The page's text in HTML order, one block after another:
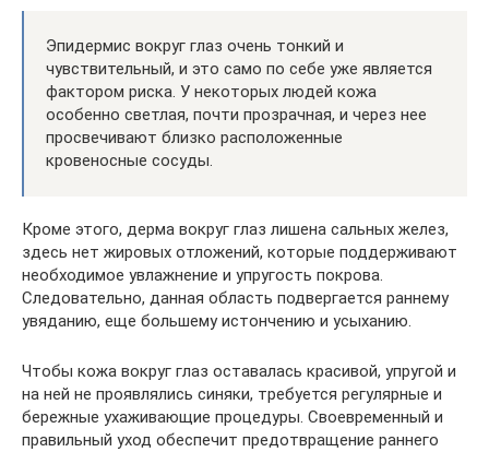
Эпидермис вокруг глаз очень тонкий и
чувствительный, и это само по себе уже является
фактором риска. У некоторых людей кожа
особенно светлая, почти прозрачная, и через нее
просвечивают близко расположенные
кровеносные сосуды.
Кроме этого, дерма вокруг глаз лишена сальных желез,
здесь нет жировых отложений, которые поддерживают
необходимое увлажнение и упругость покрова.
Следовательно, данная область подвергается раннему
увяданию, еще большему истончению и усыханию.
Чтобы кожа вокруг глаз оставалась красивой, упругой и
на ней не проявлялись синяки, требуется регулярные и
бережные ухаживающие процедуры. Своевременный и
правильный уход обеспечит предотвращение раннего